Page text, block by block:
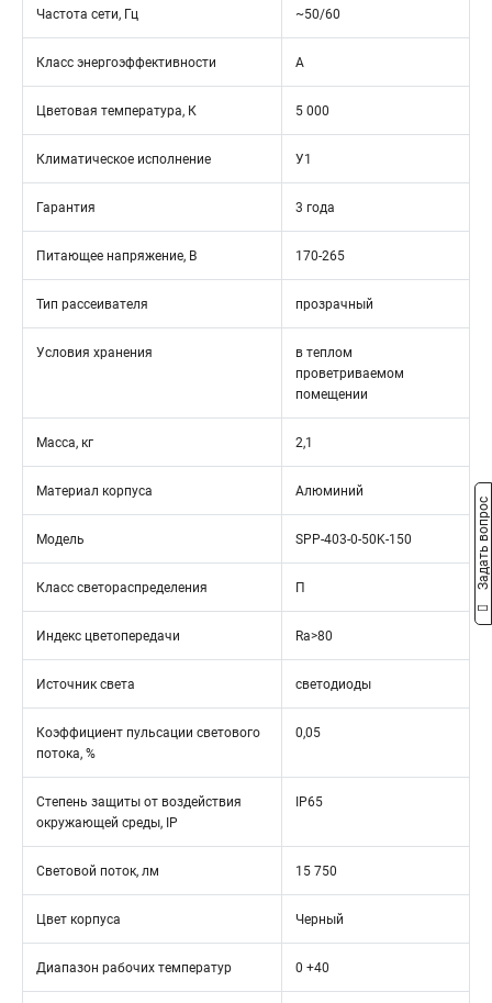
Частота сети, Гц ~50/60
Класс энергоэффективности А
Цветовая температура, К 5 000
Климатическое исполнение У1
Гарантия 3 года
Питающее напряжение, В 170-265
Тип рассеивателя прозрачный
Условия хранения
в теплом
проветриваемом
помещении
Масса, кг 2,1
Материал корпуса Алюминий
Модель SPP-403-0-50K-150
Класс светораспределения П
Индекс цветопередачи Ra>80
Источник света светодиоды
Коэффициент пульсации светового
потока, %
0,05
Степень защиты от воздействия
окружающей среды, IP
IP65
Световой поток, лм 15 750
Цвет корпуса Черный
Диапазон рабочих температур 0 +40
Задать вопрос